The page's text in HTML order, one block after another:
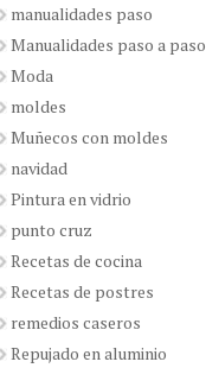
manualidades paso
Manualidades paso a paso
Moda
moldes
Muñecos con moldes
navidad
Pintura en vidrio
punto cruz
Recetas de cocina
Recetas de postres
remedios caseros
Repujado en aluminio